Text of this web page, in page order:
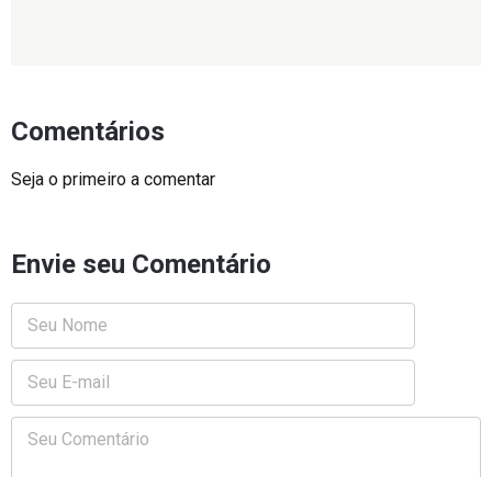
Comentários
Seja o primeiro a comentar
Envie seu Comentário